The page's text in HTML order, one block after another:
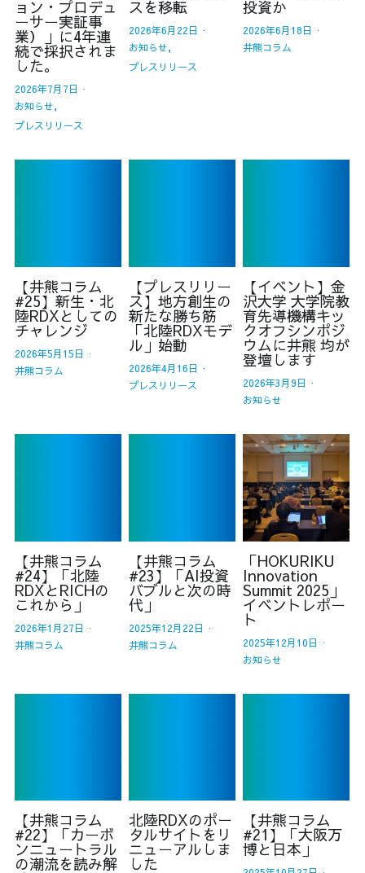
ョン・プロデュ
ーサー実証事
業）」に4年連
続で採択されま
した。
2026年7月7日 ·
お知らせ,
プレスリリース
スを移転
2026年6月22日 ·
お知らせ,
プレスリリース
投資か
2026年6月18日 ·
井熊コラム
【井熊コラム
#25】新生・北
陸RDXとしての
チャレンジ
2026年5月15日 ·
井熊コラム
【プレスリリー
ス】地方創生の
新たな勝ち筋
「北陸RDXモデ
ル」始動
2026年4月16日 ·
プレスリリース
【イベント】金
沢大学 大学院教
育先導機構キッ
クオフシンポジ
ウムに井熊 均が
登壇します
2026年3月9日 ·
お知らせ
【井熊コラム
#24】「北陸
RDXとRICHの
これから」
2026年1月27日 ·
井熊コラム
【井熊コラム
#23】「AI投資
バブルと次の時
代」
2025年12月22日 ·
井熊コラム
「HOKURIKU
Innovation
Summit 2025」
イベントレポー
ト
2025年12月10日 ·
お知らせ
【井熊コラム
#22】「カーボ
ンニュートラル
の潮流を読み解
北陸RDXのポー
タルサイトをリ
ニューアルしま
した
【井熊コラム
#21】「大阪万
博と日本」